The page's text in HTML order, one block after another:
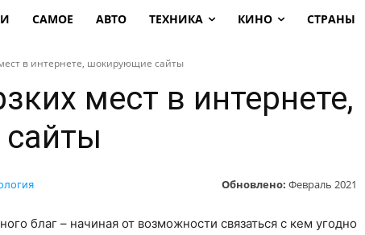
САМОЕ АВТО ТЕХНИКА КИНО СТРАНЫ
в интернете, шокирующие сайты
мест в интернете,
Обновлено: Февраль 2021
благ – начиная от возможности связаться с кем угодно